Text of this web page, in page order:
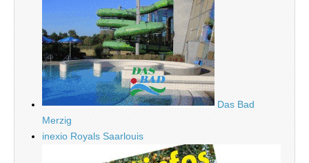
Das Bad
Merzig
inexio Royals Saarlouis